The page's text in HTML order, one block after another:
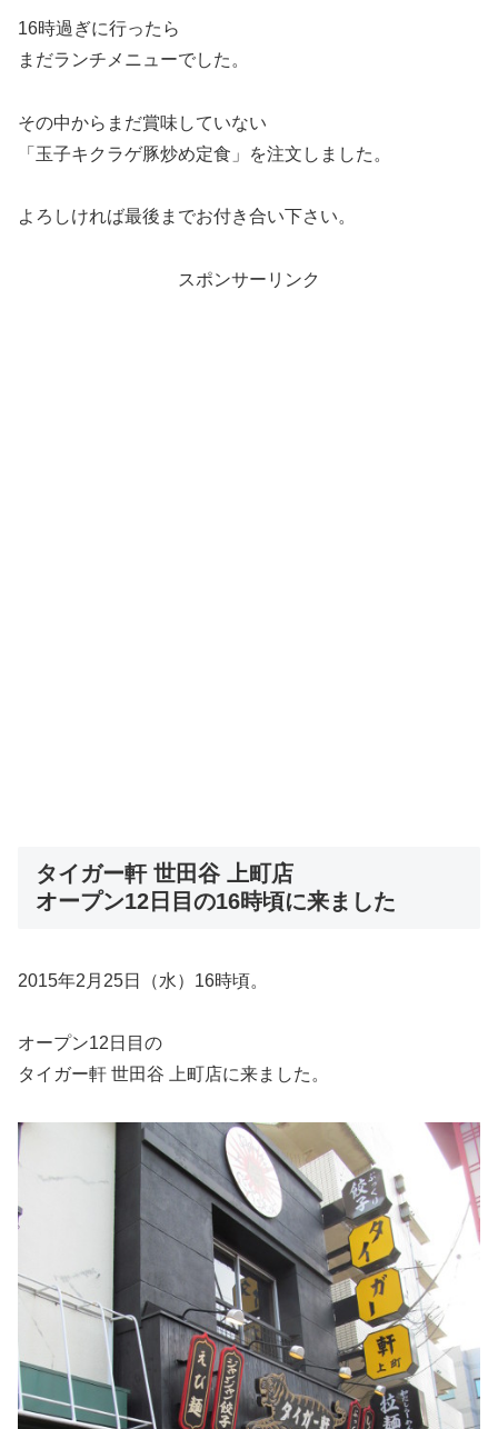
16時過ぎに行ったら
まだランチメニューでした。
その中からまだ賞味していない
「玉子キクラゲ豚炒め定食」を注文しました。
よろしければ最後までお付き合い下さい。
スポンサーリンク
タイガー軒 世田谷 上町店
オープン12日目の16時頃に来ました
2015年2月25日（水）16時頃。
オープン12日目の
タイガー軒 世田谷 上町店に来ました。